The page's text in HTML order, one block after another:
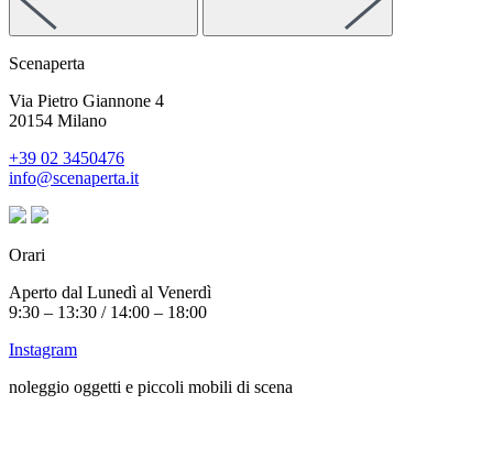
Scenaperta
Via Pietro Giannone 4
20154 Milano
+39 02 3450476
info@scenaperta.it
Orari
Aperto dal Lunedì al Venerdì
9:30 – 13:30 / 14:00 – 18:00
Instagram
noleggio oggetti e piccoli mobili di scena